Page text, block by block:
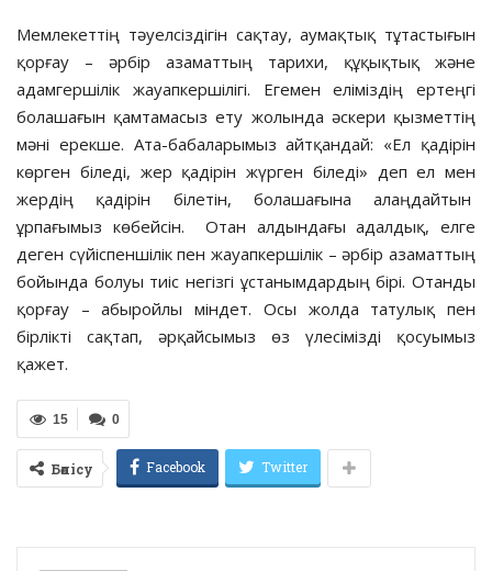
Мемлекеттің тәуелсіздігін сақтау, аумақтық тұтастығын
қорғау – әрбір азаматтың тарихи, құқықтық және
адамгершілік жауапкершілігі. Егемен еліміздің ертеңгі
болашағын қамтамасыз ету жолында әскери қызметтің
мәні ерекше. Ата-бабаларымыз айтқандай: «Ел қадірін
көрген біледі, жер қадірін жүрген біледі» деп ел мен
жердің қадірін білетін, болашағына алаңдайтын
ұрпағымыз көбейсін. Отан алдындағы адалдық, елге
деген сүйіспеншілік пен жауапкершілік – әрбір азаматтың
бойында болуы тиіс негізгі ұстанымдардың бірі. Отанды
қорғау – абыройлы міндет. Осы жолда татулық пен
бірлікті сақтап, әрқайсымыз өз үлесімізді қосуымыз
қажет.
0
15
Бөлісу Facebook Twitter